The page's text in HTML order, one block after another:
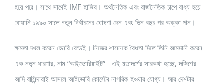
হয়ে পরে। সাথে সাথেই IMF হাজির। অর্থনৈতিক এবং রাজনৈতিক চাপে বাধ্য হয়ে
বোয়ানি ১৯৯০ সালে নতুন নির্বাচনের ঘোষণা দেন এবং তিন বছর পর অক্কা পান।
ক্ষমতা দখল করেন হেনরি বেডেই। নিজের শাসনকে বৈধতা দিতে তিনি আমদানী করেন
এক নতুন ধারণার, নাম “আইভোরিয়াইট”। এই মতাদর্শের সারকথা হচ্ছে, দক্ষিণের
আদি বাসিন্দারাই আসলে আইভোরি কোস্টের নাগরিক হওয়ার যোগ্য। আর দেশটার